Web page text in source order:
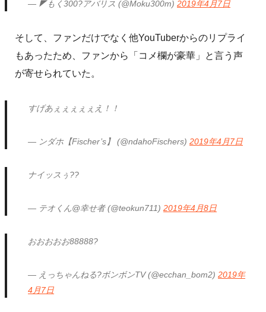
— ◤もく300?アバリス (@Moku300m)2019年4月7日
そして、ファンだけでなく他YouTuberからのリプライ
もあったため、ファンから「コメ欄が豪華」と言う声
が寄せられていた。
すげあぇぇぇぇぇえ！！
— ンダホ【Fischer’s】 (@ndahoFischers)2019年4月7日
ナイッスぅ??
— テオくん@幸せ者 (@teokun711)2019年4月8日
おおおおお88888?
— えっちゃんねる?ボンボンTV (@ecchan_bom2)2019年
4月7日